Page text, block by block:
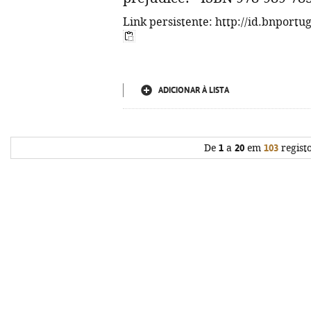
Link persistente: http://
ADICIONAR À LISTA
De 1 a 20 em 103